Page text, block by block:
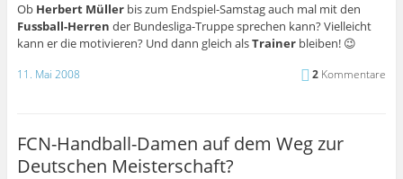
Ob Herbert Müllerbis zum Endspiel-Samstag auch mal mit den
Fussball-Herren der Bundesliga-Truppe sprechen kann? Vielleicht
kann er die motivieren? Und dann gleich alsTrainer bleiben! 😉
11. Mai 2008 2 Kommentare
FCN-Handball-Damen auf dem Weg zur
Deutschen Meisterschaft?